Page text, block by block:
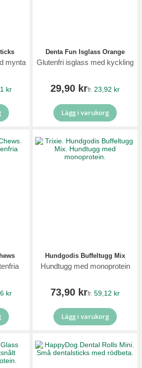
mynta
kr
Denta Fun Isglass Orange
Glutenfri isglass med kyckling
29,90 krfr. 23,92 kr
Lägg i varukorg
kr
Hundgodis Buffeltugg Mix
Hundtugg med monoprotein
73,90 krfr. 59,12 kr
Lägg i varukorg